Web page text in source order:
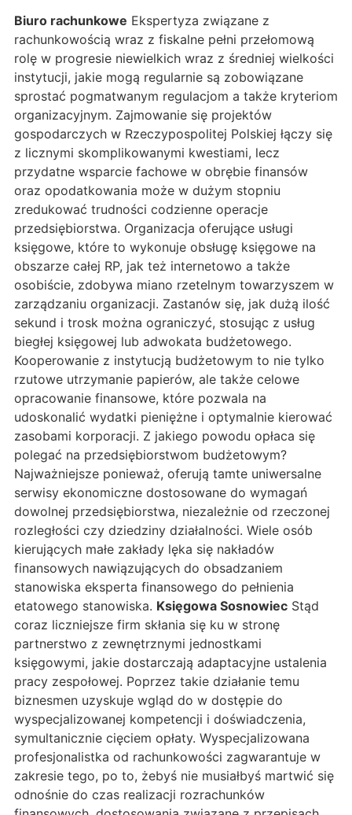
Biuro rachunkowe Ekspertyza związane z
rachunkowością wraz z fiskalne pełni przełomową
rolę w progresie niewielkich wraz z średniej wielkości
instytucji, jakie mogą regularnie są zobowiązane
sprostać pogmatwanym regulacjom a także kryteriom
organizacyjnym. Zajmowanie się projektów
gospodarczych w Rzeczypospolitej Polskiej łączy się
z licznymi skomplikowanymi kwestiami, lecz
przydatne wsparcie fachowe w obrębie finansów
oraz opodatkowania może w dużym stopniu
zredukować trudności codzienne operacje
przedsiębiorstwa. Organizacja oferujące usługi
księgowe, które to wykonuje obsługę księgowe na
obszarze całej RP, jak też internetowo a także
osobiście, zdobywa miano rzetelnym towarzyszem w
zarządzaniu organizacji. Zastanów się, jak dużą ilość
sekund i trosk można ograniczyć, stosując z usług
biegłej księgowej lub adwokata budżetowego.
Kooperowanie z instytucją budżetowym to nie tylko
rzutowe utrzymanie papierów, ale także celowe
opracowanie finansowe, które pozwala na
udoskonalić wydatki pieniężne i optymalnie kierować
zasobami korporacji. Z jakiego powodu opłaca się
polegać na przedsiębiorstwom budżetowym?
Najważniejsze ponieważ, oferują tamte uniwersalne
serwisy ekonomiczne dostosowane do wymagań
dowolnej przedsiębiorstwa, niezależnie od rzeczonej
rozległości czy dziedziny działalności. Wiele osób
kierujących małe zakłady lęka się nakładów
finansowych nawiązujących do obsadzaniem
stanowiska eksperta finansowego do pełnienia
etatowego stanowiska. Księgowa Sosnowiec Stąd
coraz liczniejsze firm skłania się ku w stronę
partnerstwo z zewnętrznymi jednostkami
księgowymi, jakie dostarczają adaptacyjne ustalenia
pracy zespołowej. Poprzez takie działanie temu
biznesmen uzyskuje wgląd do w dostępie do
wyspecjalizowanej kompetencji i doświadczenia,
symultanicznie cięciem opłaty. Wyspecjalizowana
profesjonalistka od rachunkowości zagwarantuje w
zakresie tego, po to, żebyś nie musiałbyś martwić się
odnośnie do czas realizacji rozrachunków